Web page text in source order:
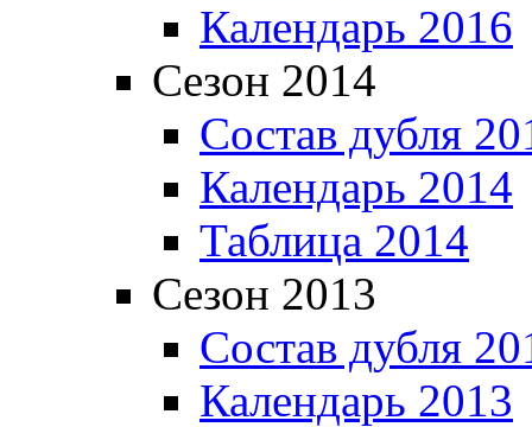
Календарь 2016
Сезон 2014
Состав дубля
Календарь 2014
Таблица 2014
Сезон 2013
Состав дубля
Календарь 2013